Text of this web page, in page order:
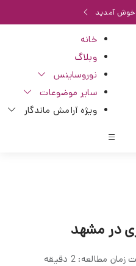
خوش آمدید
خانه
وبلاگ
نوروساینس
سایر موضوعات
ویژه آرامش ماندگار
در مشهد
مطالعه: 2 دقیقه